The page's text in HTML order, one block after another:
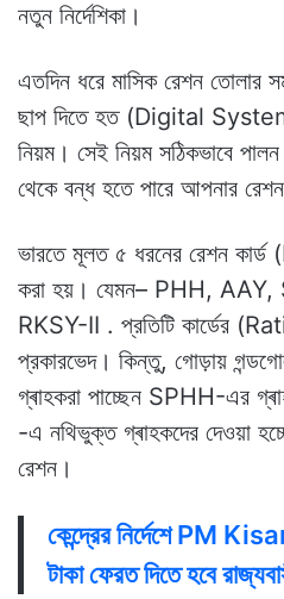
নতুন নির্দেশিকা।
এতদিন ধরে মাসিক রেশন
ছাপ দিতে হত (Digital
নিয়ম। সেই নিয়ম সঠিকভাবে
থেকে বন্ধ হতে পারে আপনার
ভারতে মূলত ৫ ধরনের রেশন
করা হয়। যেমন– PHH,
RKSY-II . প্রতিটি কার্ডের
প্রকারভেদ। কিন্তু, গোড়ায়
গ্ৰাহকরা পাচ্ছেন SPHH-এর
-এ নথিভুক্ত গ্ৰাহকদের দেওয়া
রেশন।
কেন্দ্রের নির্দেশে PM
টাকা ফেরত দিতে হবে